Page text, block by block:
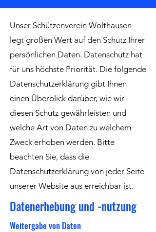
Unser Schützenverein Wolthausen
legt großen Wert auf den Schutz Ihrer
persönlichen Daten. Datenschutz hat
für uns höchste Priorität. Die folgende
Datenschutzerklärung gibt Ihnen
einen Überblick darüber, wie wir
diesen Schutz gewährleisten und
welche Art von Daten zu welchem
Zweck erhoben werden. Bitte
beachten Sie, dass die
Datenschutzerklärung von jeder Seite
unserer Website aus erreichbar ist.
Datenerhebung und -nutzung
Weitergabe von Daten